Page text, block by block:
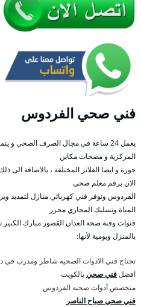
فني صحي الفردوس
يعمل 24 ساعة في مجال الصرف الصحي و
المركزية و مضخات مكاين
جورة و ايضا الفلاتر المختلفة ، بالاضافة
الان برقم معلم صحي
الفردوس ونوفر فني كهربائي منازل لتمديد
المياة وتسليك المجاري محرر
قنوات وفنة صحة العدان القصور مبارك
بالمنزل ويومية لأنها:
تحتاج فني الادوات الصحيه شاطر ومدرب في
افضلفني صحيبالكويت
متخصص أدوات صحيه الفردوس
فني صحي صباح الناصر